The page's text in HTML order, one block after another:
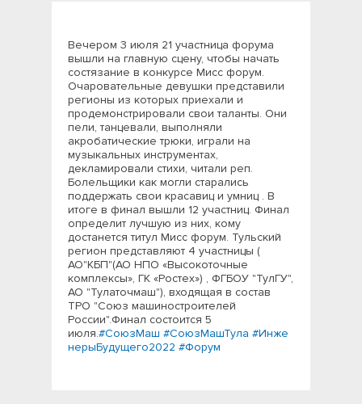
Вечером 3 июля 21 участница форума
вышли на главную сцену, чтобы начать
состязание в конкурсе Мисс форум.
Очаровательные девушки представили
регионы из которых приехали и
продемонстрировали свои таланты. Они
пели, танцевали, выполняли
акробатические трюки, играли на
музыкальных инструментах,
декламировали стихи, читали реп.
Болельщики как могли старались
поддержать свои красавиц и умниц . В
итоге в финал вышли 12 участниц. Финал
определит лучшую из них, кому
достанется титул Мисс форум. Тульский
регион представляют 4 участницы (
АО"КБП"(АО НПО «Высокоточные
комплексы», ГК «Ростех») , ФГБОУ "ТулГУ",
АО "Тулаточмаш"), входящая в состав
ТРО "Союз машиностроителей
России".Финал состоится 5
июля.#СоюзМаш #СоюзМашТула #Инже
нерыБудущего2022 #Форум